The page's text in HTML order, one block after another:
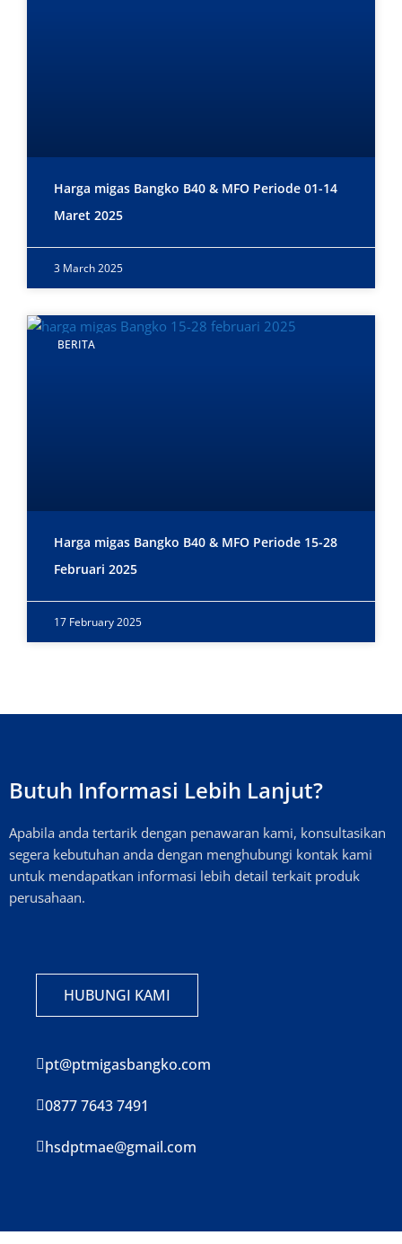
Harga migas Bangko B40 & MFO Periode 01-14
Maret 2025
3 March 2025
BERITA
Harga migas Bangko B40 & MFO Periode 15-28
Februari 2025
17 February 2025
Butuh Informasi Lebih Lanjut?
Apabila anda tertarik dengan penawaran kami, konsultasikan
segera kebutuhan anda dengan menghubungi kontak kami
untuk mendapatkan informasi lebih detail terkait produk
perusahaan.
HUBUNGI KAMI
pt@ptmigasbangko.com
0877 7643 7491
hsdptmae@gmail.com